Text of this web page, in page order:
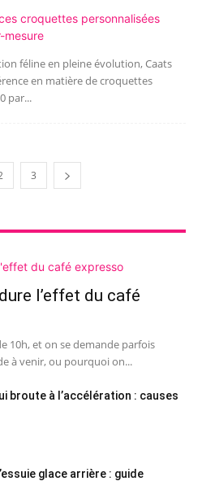
féline en pleine évolution, Caats
en matière de croquettes
par...
3
l’effet du café
10h, et on se demande parfois
à venir, ou pourquoi on...
broute à l’accélération : causes
glace arrière : guide